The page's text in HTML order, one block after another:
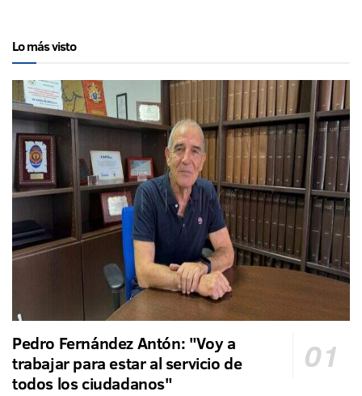
Lo más visto
Pedro Fernández Antón: "Voy a
trabajar para estar al servicio de
todos los ciudadanos"